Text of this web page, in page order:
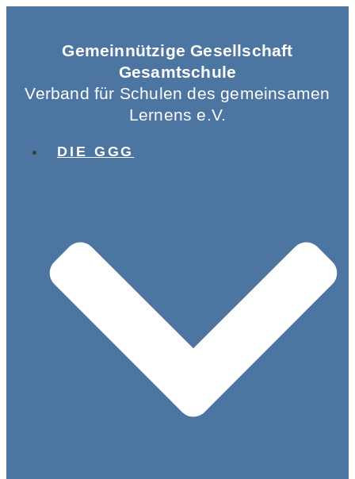
Gemeinnützige Gesellschaft
Gesamtschule
Verband für Schulen des gemeinsamen
Lernens e.V.
DIE GGG